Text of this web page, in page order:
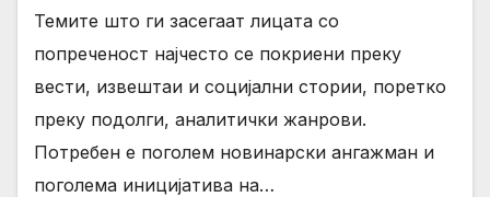
Темите што ги засегаат лицата со
попреченост најчесто се покриени преку
вести, извештаи и социјални стории, поретко
преку подолги, аналитички жанрови.
Потребен е поголем новинарски ангажман и
поголема иницијатива на…